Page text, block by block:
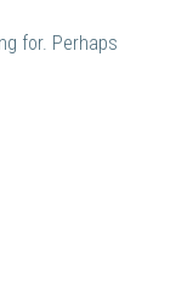
for. Perhaps